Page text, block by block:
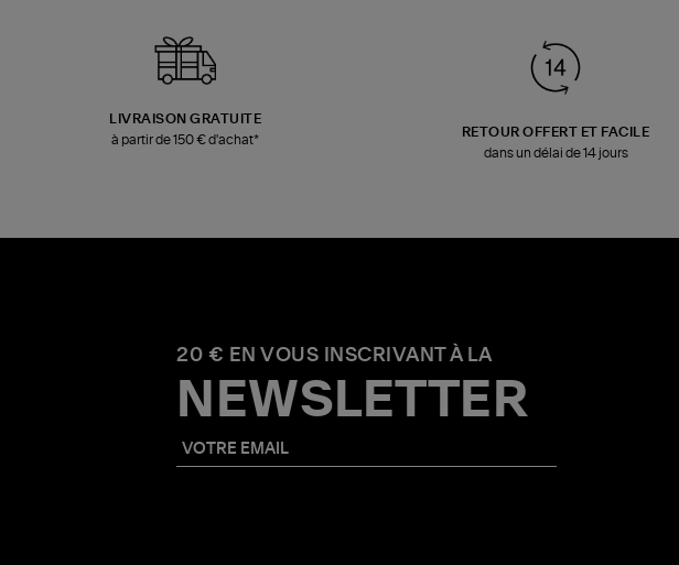
LIVRAISON GRATUITE
à partir de 150 € d'achat*
RETOUR OFFERT ET FACILE
dans un délai de 14 jours
20 € EN VOUS INSCRIVANT À LA
NEWSLETTER